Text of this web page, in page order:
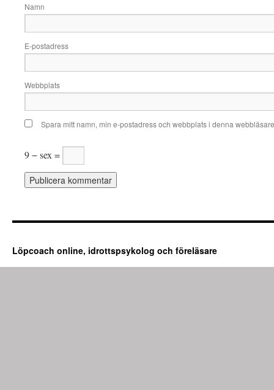
Namn
E-postadress
Webbplats
Spara mitt namn, min e-postadress och webbplats i denna
9 − sex =
Löpcoach online, idrottspsykolog och föreläsare